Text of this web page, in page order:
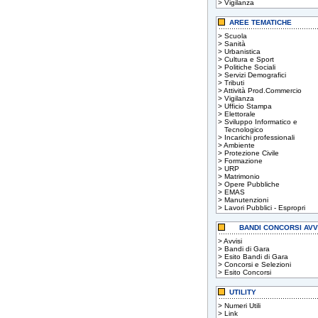
> Vigilanza
AREE TEMATICHE
> Scuola
> Sanità
> Urbanistica
> Cultura e Sport
> Politiche Sociali
> Servizi Demografici
> Tributi
>Attività Prod.Commercio
> Vigilanza
> Ufficio Stampa
> Elettorale
> Sviluppo Informatico e
Tecnologico
> Incarichi professionali
>Ambiente
> Protezione Civile
> Formazione
> URP
> Matrimonio
> Opere Pubbliche
> EMAS
> Manutenzioni
> Lavori Pubblici - Espropri
BANDI CONCORSI
>Avvisi
> Bandi di Gara
> Esito Bandi di Gara
> Concorsi e Selezioni
> Esito Concorsi
UTILITY
> Numeri Utili
> Link